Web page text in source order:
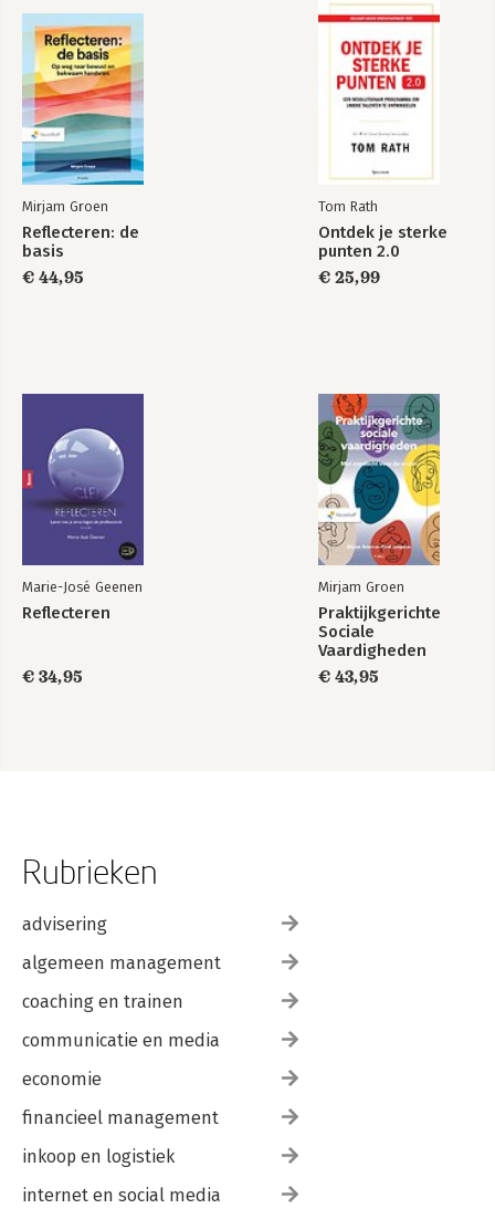
7.4 Teambuilding
7.5 Milieu
Slotwoord
Appendix
Mirjam Groen
Reflecteren: de
basis
€ 44,95
Tom Rath
Ontdek je sterke
punten 2.0
€ 25,99
Marie-José Geenen
Reflecteren
€ 34,95
Mirjam Groen
Praktijkgerichte
Sociale
Vaardigheden
€ 43,95
Rubrieken
advisering
algemeen management
coaching en trainen
communicatie en media
economie
financieel management
inkoop en logistiek
internet en social media